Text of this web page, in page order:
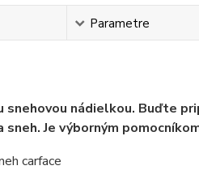
Parametre
nádielkou. Buďte
Je výborným